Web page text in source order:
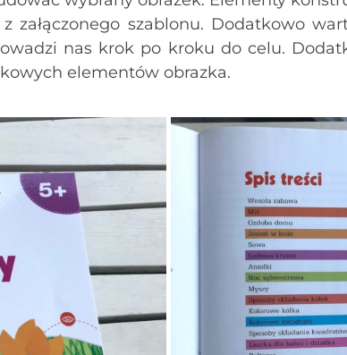
załączonego szablonu. Dodatkowo
nas krok po kroku do celu.
elementów obrazka.